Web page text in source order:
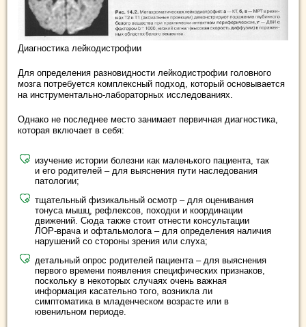
Диагностика лейкодистрофии
Для определения разновидности лейкодистрофии головного
мозга потребуется комплексный подход, который основывается
на инструментально-лабораторных исследованиях.
Однако не последнее место занимает первичная диагностика,
которая включает в себя:
изучение истории болезни как маленького пациента, так
и его родителей – для выяснения пути наследования
патологии;
тщательный физикальный осмотр – для оценивания
тонуса мышц, рефлексов, походки и координации
движений. Сюда также стоит отнести консультации
ЛОР-врача и офтальмолога – для определения наличия
нарушений со стороны зрения или слуха;
детальный опрос родителей пациента – для выяснения
первого времени появления специфических признаков,
поскольку в некоторых случаях очень важная
информация касательно того, возникла ли
симптоматика в младенческом возрасте или в
ювенильном периоде.